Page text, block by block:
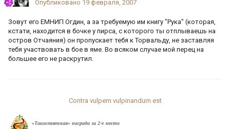
Опубликовано 19 февраля, 2007
Зовут его ЕМНИП Огдин, а за требуемую им книгу "Рука" (которая,
кстати, находится в бочке у пирса, с которого ты отплываешь на
остров Отчаяния) он пропускает тебя к Торвальду, не заставляя
тебя участвовать в бое в яме. Во всяком случае мой перец на
большее его не раскрутил.
Contra vulpem vulpinandum est
«Таинственная» награда за 2-е место